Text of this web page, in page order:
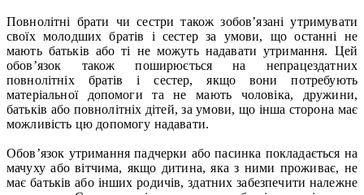
Повнолітні брати чи сестри також зобов’язані утримувати
своїх молодших братів і сестер за умови, що останні не
мають батьків або ті не можуть надавати утримання. Цей
обов’язок також поширюється на непрацездатних
повнолітніх братів і сестер, якщо вони потребують
матеріальної допомоги та не мають чоловіка, дружини,
батьків або повнолітніх дітей, за умови, що інша сторона має
можливість цю допомогу надавати.
Обов’язок утримання падчерки або пасинка покладається на
мачуху або вітчима, якщо дитина, яка з ними проживає, не
має батьків або інших родичів, здатних забезпечити належне